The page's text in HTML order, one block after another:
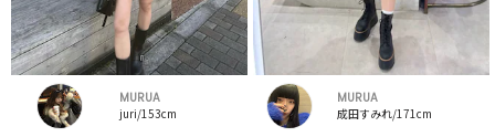
MURUA
juri/153cm
MURUA
成田すみれ/171cm